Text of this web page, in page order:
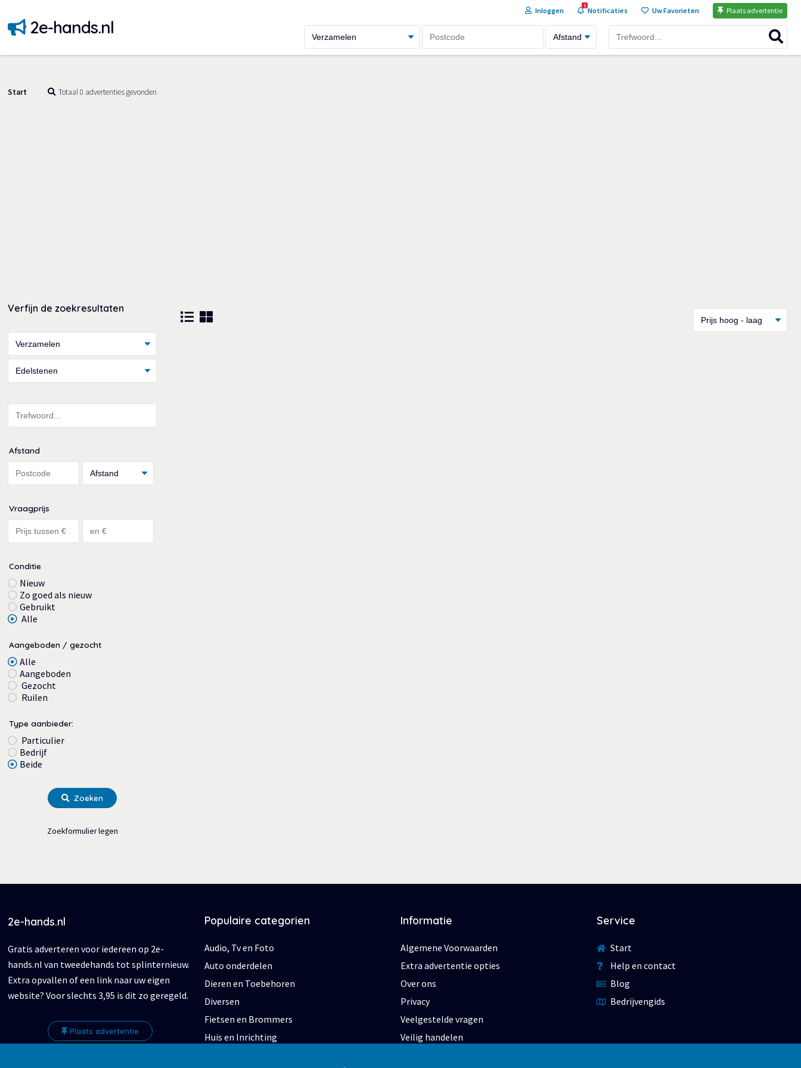
Inloggen
1
Notificaties Uw Favorieten Plaats advertentie
2e-hands.nl
Start Totaal 0 advertenties gevonden
Verfijn de zoekresultaten
Afstand
Vraagprijs
Conditie
Nieuw
Zo goed als nieuw
Gebruikt
Alle
Aangeboden / gezocht
Alle
Aangeboden
Gezocht
Ruilen
Type aanbieder:
Particulier
Bedrijf
Beide
Zoeken
Zoekformulier legen
2e-hands.nl
Gratis adverteren voor iedereen op 2e-
hands.nl van tweedehands tot splinternieuw.
Extra opvallen of een link naar uw eigen
website? Voor slechts 3,95 is dit zo geregeld.
Plaats advertentie
Populaire categorien
Audio, Tv en Foto
Auto onderdelen
Dieren en Toebehoren
Diversen
Fietsen en Brommers
Huis en Inrichting
Informatie
Algemene Voorwaarden
Extra advertentie opties
Over ons
Privacy
Veelgestelde vragen
Veilig handelen
Service
Start
Help en contact
Blog
Bedrijvengids